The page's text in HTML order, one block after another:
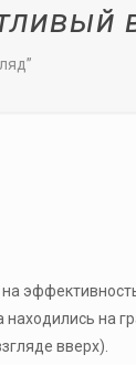
находились на
вверх).